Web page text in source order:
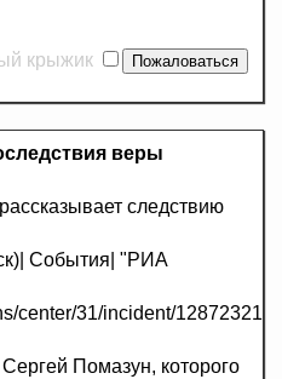
крыжик
веры
следствию
События| "РИА
center/31/incident/12872321/?
Помазун, которого